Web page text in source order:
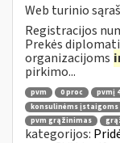
Web turinio
Registracijos
Prekės
organizacijoms
pirkimo...
pvm 0 proc pvmį
konsulinėms įstaigoms
pvm grąžinimas
kategorijos: